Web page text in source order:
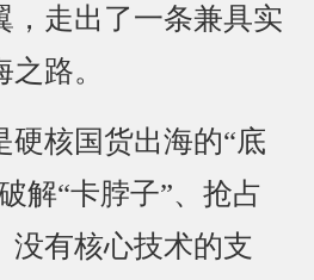
，走出了一条兼具实
路。
核国货出海的“底
解“卡脖子”、抢占
没有核心技术的支